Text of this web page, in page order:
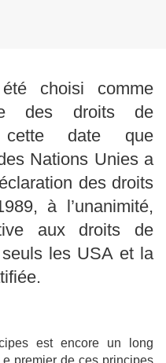
choisi comme
des droits de
cette date que
Nations Unies a
des droits
à l’unanimité,
aux droits de
seuls les USA et la
est encore un long